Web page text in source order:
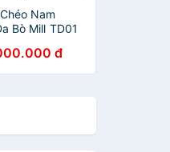
Nam
Bò Mill TD01
đ